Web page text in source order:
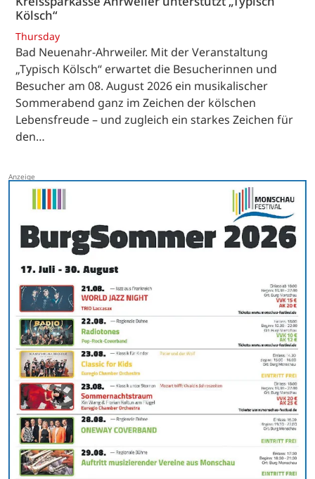
Kölsch“
Thursday
Bad Neuenahr-Ahrweiler. Mit der Veranstaltung
„Typisch Kölsch“ erwartet die Besucherinnen und
Besucher am 08. August 2026 ein musikalischer
Sommerabend ganz im Zeichen der kölschen
Lebensfreude – und zugleich ein starkes Zeichen für
den…